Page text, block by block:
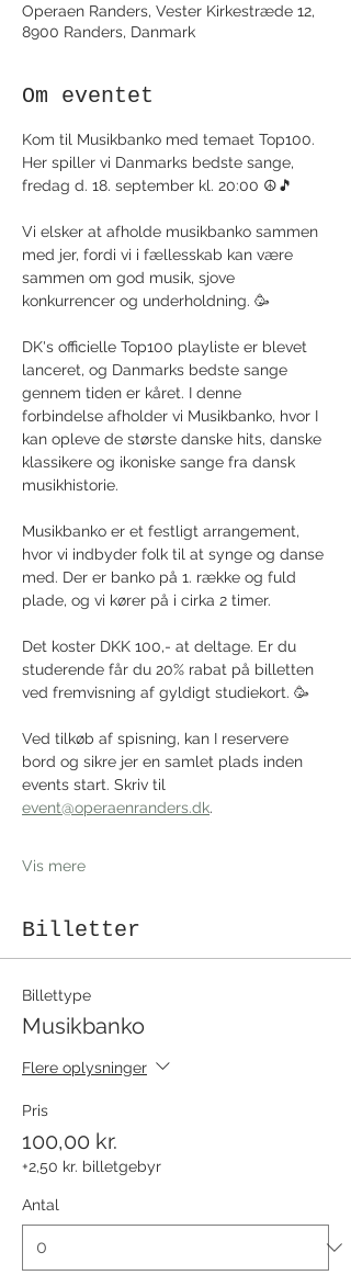
Operaen Randers, Vester Kirkestræde 12,
8900 Randers, Danmark
Om eventet
Kom til Musikbanko med temaet Top100.
Her spiller vi Danmarks bedste sange,
fredag d. 18. september kl. 20:00 ☮️🎵
Vi elsker at afholde musikbanko sammen
med jer, fordi vi i fællesskab kan være
sammen om god musik, sjove
konkurrencer og underholdning. 🥳
DK's officielle Top100 playliste er blevet
lanceret, og Danmarks bedste sange
gennem tiden er kåret. I denne
forbindelse afholder vi Musikbanko, hvor I
kan opleve de største danske hits, danske
klassikere og ikoniske sange fra dansk
musikhistorie.
Musikbanko er et festligt arrangement,
hvor vi indbyder folk til at synge og danse
med. Der er banko på 1. række og fuld
plade, og vi kører på i cirka 2 timer.
Det koster DKK 100,- at deltage. Er du
studerende får du 20% rabat på billetten
ved fremvisning af gyldigt studiekort. 🥳
Ved tilkøb af spisning, kan I reservere
bord og sikre jer en samlet plads inden
events start. Skriv til
event@operaenranders.dk.
Vis mere
Billetter
Billettype
Musikbanko
Flere oplysninger
Pris
100,00 kr.
+2,50 kr. billetgebyr
Antal